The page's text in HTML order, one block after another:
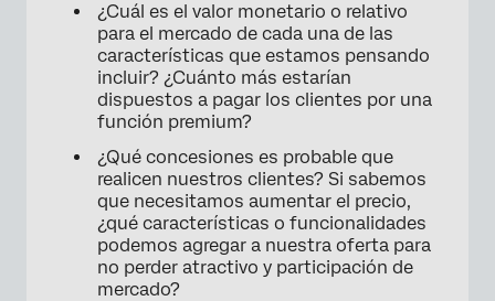
¿Cuál es el valor monetario o relativo
para el mercado de cada una de las
características que estamos pensando
incluir? ¿Cuánto más estarían
dispuestos a pagar los clientes por una
función premium?
¿Qué concesiones es probable que
realicen nuestros clientes? Si sabemos
que necesitamos aumentar el precio,
¿qué características o funcionalidades
podemos agregar a nuestra oferta para
no perder atractivo y participación de
mercado?